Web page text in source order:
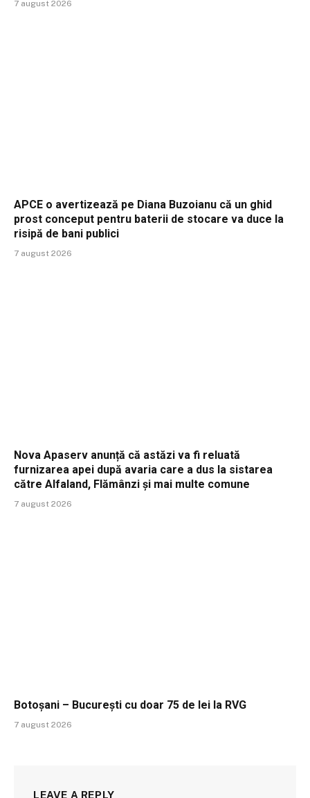
7 august 2026
APCE o avertizează pe Diana Buzoianu că un ghid
prost conceput pentru baterii de stocare va duce la
risipă de bani publici
7 august 2026
Nova Apaserv anunță că astăzi va fi reluată
furnizarea apei după avaria care a dus la sistarea
către Alfaland, Flămânzi și mai multe comune
7 august 2026
Botoșani – București cu doar 75 de lei la RVG
7 august 2026
LEAVE A REPLY